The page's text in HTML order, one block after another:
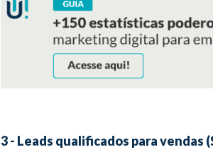
3 - Leads qualificados para vendas